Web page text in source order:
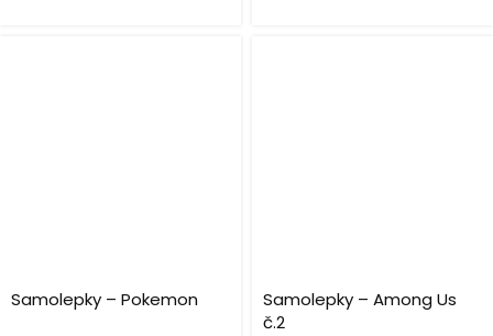
Samolepky – Pokemon
Samolepky – Among Us
č.2